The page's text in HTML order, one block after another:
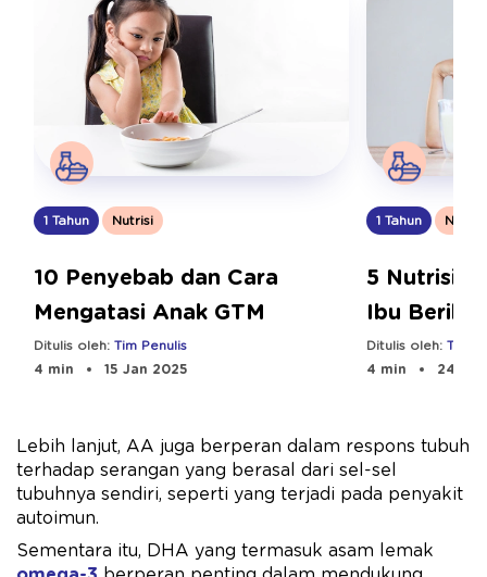
1 Tahun Nutrisi
10 Penyebab dan Cara
Mengatasi Anak GTM
Ditulis oleh: Tim Penulis
4 min
15 Jan 2025
1 Tahun Nutrisi
5 Nutrisi
Ibu
Optimal
Ditulis oleh: Tim
4 min
24
Lebih lanjut, AA juga berperan dalam respons tubuh
terhadap serangan yang berasal dari sel-sel
tubuhnya sendiri, seperti yang terjadi pada penyakit
autoimun.
Sementara itu, DHA yang termasuk asam lemak